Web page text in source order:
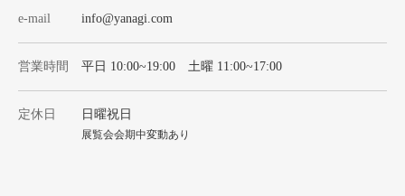
e-mail info@yanagi.com
営業時間 平日 10:00~19:00 土曜 11:00~17:00
定休日 日曜祝日
展覧会会期中変動あり